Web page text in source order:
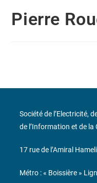
Pierre
Société de l’Electricité,
de l’Information et de
17 rue de l’Amiral
Métro : « Boissière »